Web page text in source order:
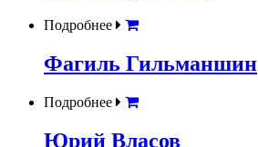
Подробнее
Фагиль Гильманшин
Подробнее
Юрий Власов